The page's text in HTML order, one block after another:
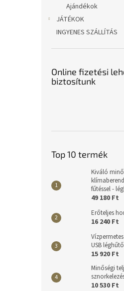
Ajándékok
JÁTÉKOK
INGYENES SZÁLLÍTÁS
Online fizetési
biztosítunk
Top 10 termék
Kiváló
fűtéssel -
49 180 Ft
Erőteljes
16 240 Ft
USB léghűtő
15 920 Ft
Minőségi
10 530 Ft